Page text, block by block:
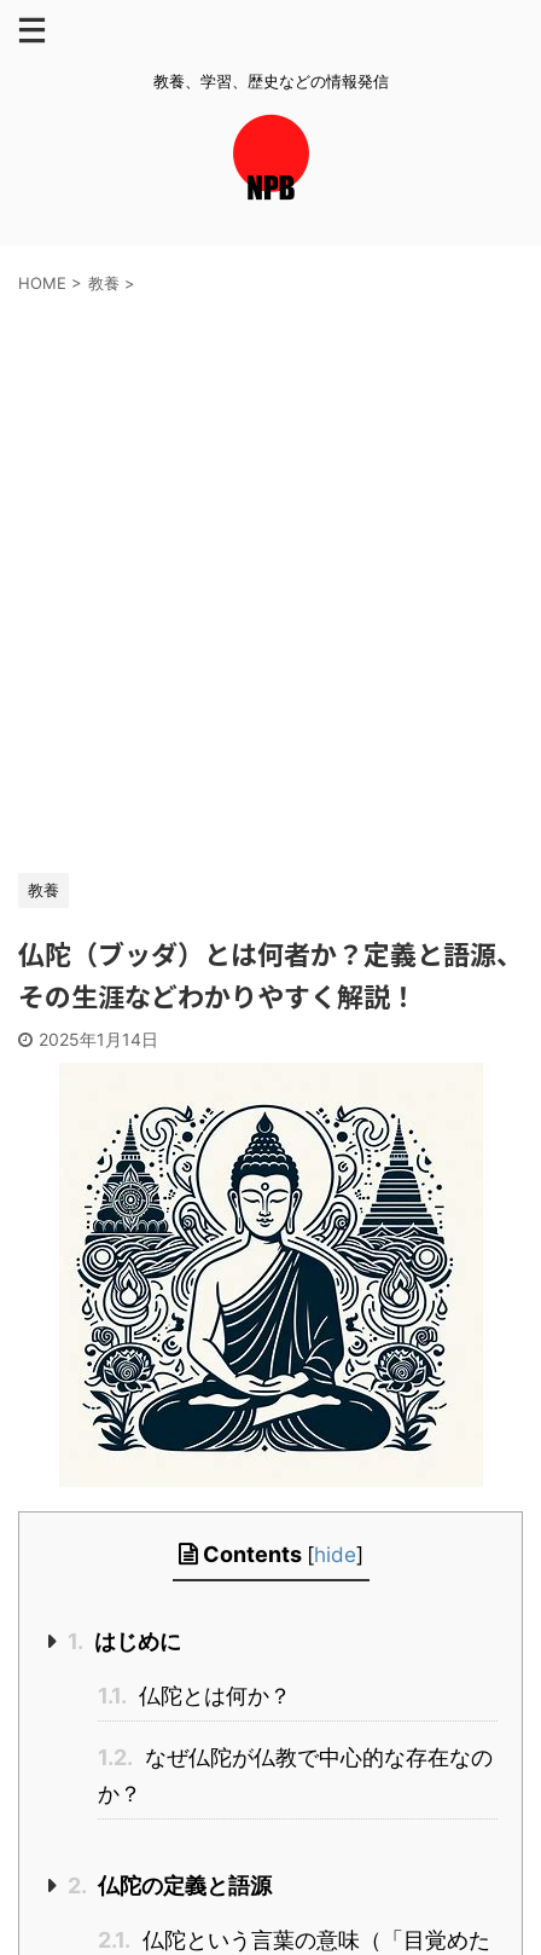
教養、学習、歴史などの情報発信
HOME > 教養 >
教養
仏陀（ブッダ）とは何者か？定義と語源、
その生涯などわかりやすく解説！
2025年1月14日
Contents [hide]
1. はじめに
1.1. 仏陀とは何か？
1.2. なぜ仏陀が仏教で中心的な存在なの
か？
2. 仏陀の定義と語源
2.1. 仏陀という言葉の意味（「目覚めた